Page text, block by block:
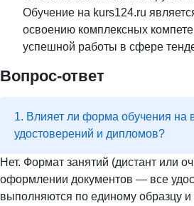
Обучение на kurs124.ru
освоению комплексных
успешной работы в сфере
Вопрос-ответ
1. Влияет ли форма обучения на
удостоверений и дипломов?
Нет. Формат занятий (дистант или
оформлении документов — все
выполняются по единому образцу